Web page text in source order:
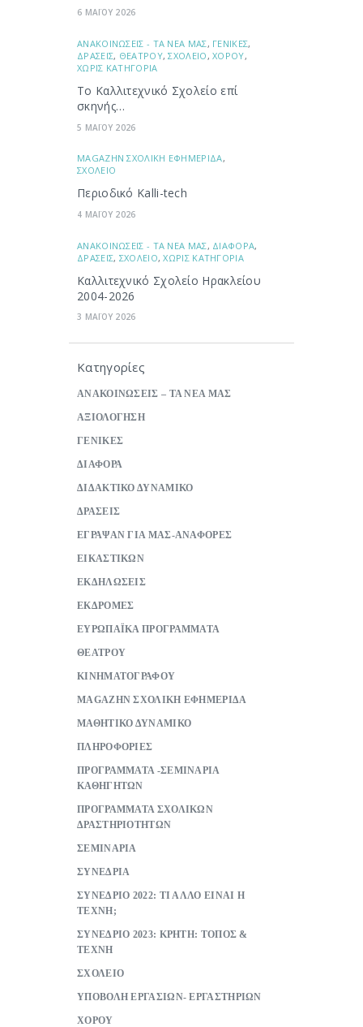
6 ΜΑΪΟΥ 2026
ΑΝΑΚΟΙΝΩΣΕΙΣ - ΤΑ ΝΕΑ ΜΑΣ, ΓΕΝΙΚΕΣ,
ΔΡΑΣΕΙΣ, ΘΕΑΤΡΟΥ,ΣΧΟΛΕΙΟ,ΧΟΡΟΥ,
ΧΩΡΙΣ ΚΑΤΗΓΟΡΙΑ
Το Καλλιτεχνικό Σχολείο επί
σκηνής…
5 ΜΑΪΟΥ 2026
ΜAGAZHN ΣΧΟΛΙΚΗ ΕΦΗΜΕΡΙΔΑ,
ΣΧΟΛΕΙΟ
Περιοδικό Kalli-tech
4 ΜΑΪΟΥ 2026
ΑΝΑΚΟΙΝΩΣΕΙΣ - ΤΑ ΝΕΑ ΜΑΣ, ΔΙΑΦΟΡΑ,
ΔΡΑΣΕΙΣ, ΣΧΟΛΕΙΟ,ΧΩΡΙΣ ΚΑΤΗΓΟΡΙΑ
Καλλιτεχνικό Σχολείο Ηρακλείου
2004-2026
3 ΜΑΪΟΥ 2026
Κατηγορίες
ΑΝΑΚΟΙΝΩΣΕΙΣ – ΤΑ ΝΕΑ ΜΑΣ
ΑΞΙΟΛΟΓΗΣΗ
ΓΕΝΙΚΕΣ
ΔΙΑΦΟΡΑ
ΔΙΔΑΚΤΙΚΟ ΔΥΝΑΜΙΚΟ
ΔΡΑΣΕΙΣ
ΕΓΡΑΨΑΝ ΓΙΑ ΜΑΣ-ΑΝΑΦΟΡΕΣ
ΕΙΚΑΣΤΙΚΩΝ
ΕΚΔΗΛΩΣΕΙΣ
ΕΚΔΡΟΜΕΣ
ΕΥΡΩΠΑΪΚΑ ΠΡΟΓΡΑΜΜΑΤΑ
ΘΕΑΤΡΟΥ
ΚΙΝΗΜΑΤΟΓΡΑΦΟΥ
ΜAGAZHN ΣΧΟΛΙΚΗ ΕΦΗΜΕΡΙΔΑ
ΜΑΘΗΤΙΚΟ ΔΥΝΑΜΙΚΟ
ΠΛΗΡΟΦΟΡΙΕΣ
ΠΡΟΓΡΑΜΜΑΤΑ -ΣΕΜΙΝΑΡΙΑ
ΚΑΘΗΓΗΤΩΝ
ΠΡΟΓΡΑΜΜΑΤΑ ΣΧΟΛΙΚΩΝ
ΔΡΑΣΤΗΡΙΟΤΗΤΩΝ
ΣΕΜΙΝΑΡΙΑ
ΣΥΝΕΔΡΙΑ
ΣΥΝΕΔΡΙΟ 2022: ΤΙ ΑΛΛΟ ΕΙΝΑΙ Η
ΤΕΧΝΗ;
ΣΥΝΕΔΡΙΟ 2023: ΚΡΗΤΗ: ΤΟΠΟΣ &
ΤΕΧΝΗ
ΣΧΟΛΕΙΟ
ΥΠΟΒΟΛΗ ΕΡΓΑΣΙΩΝ- ΕΡΓΑΣΤΗΡΙΩΝ
ΧΟΡΟΥ